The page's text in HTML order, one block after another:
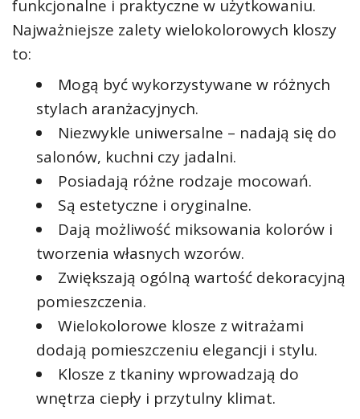
funkcjonalne i praktyczne w użytkowaniu.
Najważniejsze zalety wielokolorowych kloszy
to:
Mogą być wykorzystywane w różnych
stylach aranżacyjnych.
Niezwykle uniwersalne – nadają się do
salonów, kuchni czy jadalni.
Posiadają różne rodzaje mocowań.
Są estetyczne i oryginalne.
Dają możliwość miksowania kolorów i
tworzenia własnych wzorów.
Zwiększają ogólną wartość dekoracyjną
pomieszczenia.
Wielokolorowe klosze z witrażami
dodają pomieszczeniu elegancji i stylu.
Klosze z tkaniny wprowadzają do
wnętrza ciepły i przytulny klimat.